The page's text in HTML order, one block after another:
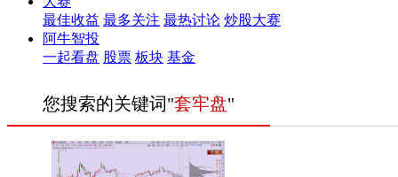
最佳收益 最多关注 最热讨论 炒股大赛
阿牛智投
一起看盘 股票 板块 基金
您搜索的关键词"套牢盘"